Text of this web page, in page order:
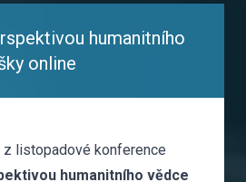
humanitního
online
z listopadové konference
humanitního vědce